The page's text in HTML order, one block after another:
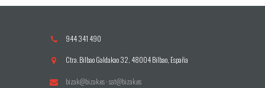
944 341 490
Ctra. Bilbao Galdakao 32, 48004 Bilbao, España
bizak@bizak.es·sat@bizak.es